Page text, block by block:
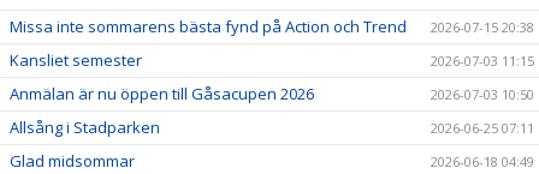
Missa inte sommarens bästa fynd på Action och Trend 2026-07-15 20:38
Kansliet semester 2026-07-03 11:15
Anmälan är nu öppen till Gåsacupen 2026 2026-07-03 10:50
Allsång i Stadparken 2026-06-25 07:11
Glad midsommar 2026-06-18 04:49